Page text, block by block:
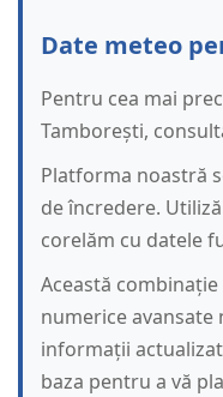
Date meteo
Pentru cea mai
Tamborești,
Platforma noastră
de încredere.
corelăm cu datele
Această
numerice avansate
informații
baza pentru a vă